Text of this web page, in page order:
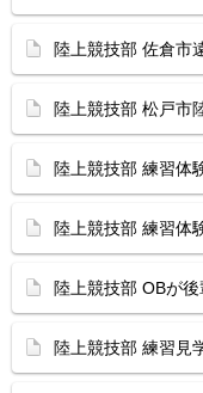
陸上競技部 佐倉市
陸上競技部 松戸市
陸上競技部 練習体
陸上競技部 練習体
陸上競技部 OBが
陸上競技部 練習見